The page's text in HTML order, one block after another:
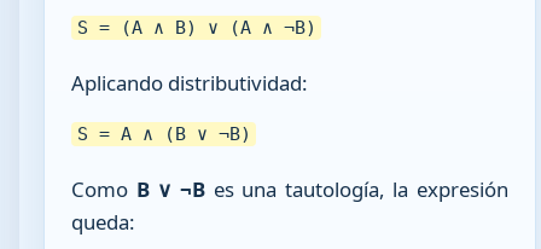
S = (A ∧ B) ∨ (A ∧ ¬B)
Aplicando distributividad:
S = A ∧ (B ∨ ¬B)
Como B ∨ ¬Bes una tautología, la expresión
queda: